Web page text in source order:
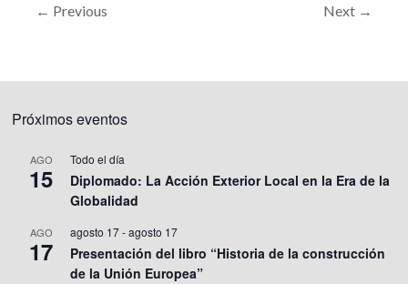
← Previous Next →
Próximos eventos
AGO
15
Todo el día
Diplomado: La Acción Exterior Local en la Era de la
Globalidad
AGO
17
agosto 17-agosto 17
Presentación del libro “Historia de la construcción
de la Unión Europea”